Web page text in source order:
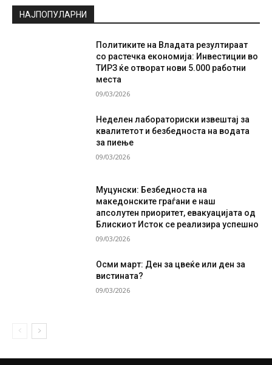
НАЈПОПУЛАРНИ
Политиките на Владата резултираат
со растечка економија: Инвестиции во
ТИРЗ ќе отворат нови 5.000 работни
места
09/03/2026
Неделен лабораториски извештај за
квалитетот и безбедноста на водата
за пиење
09/03/2026
Муцунски: Безбедноста на
македонските граѓани е наш
апсолутен приоритет, евакуацијата од
Блискиот Исток се реализира успешно
09/03/2026
Осми март: Ден за цвеќе или ден за
вистината?
09/03/2026